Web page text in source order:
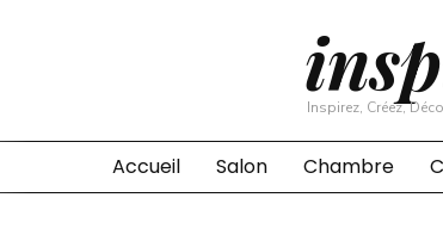
Inspirez, Créez,
Accueil Salon Chambre